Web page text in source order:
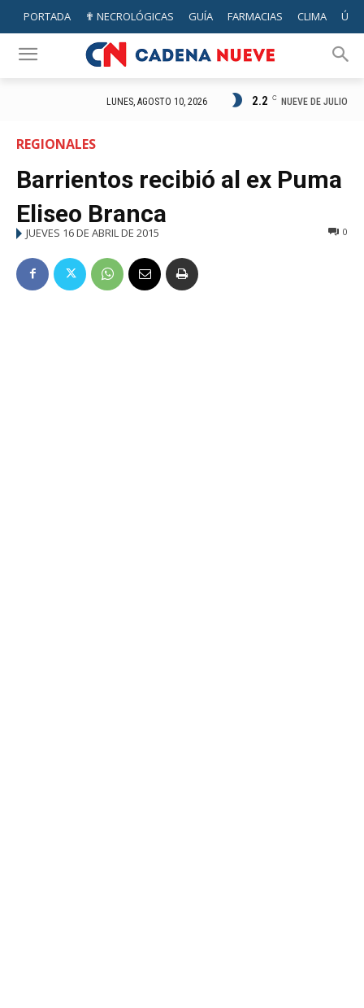
PORTADA ✟ NECROLÓGICAS GUÍA FARMACIAS CLIMA
LUNES, AGOSTO 10, 2026 2.2 C NUEVE DE JULIO
REGIONALES
Barrientos recibió al ex Puma
Eliseo Branca
JUEVES 16 DE ABRIL DE 2015 0